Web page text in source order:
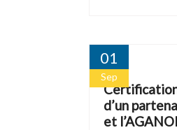
01
Sep
d’un
et